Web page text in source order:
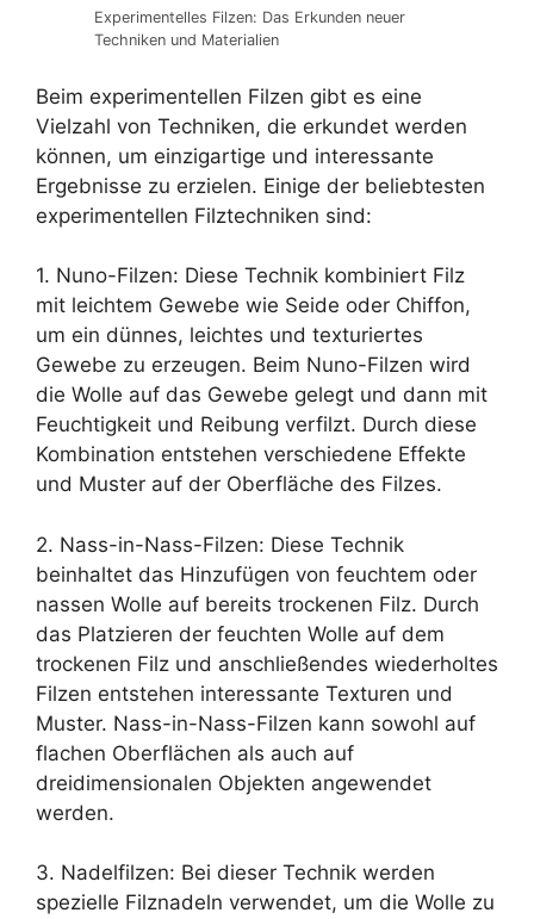
Experimentelles Filzen: Das Erkunden neuer
Techniken und Materialien
Beim experimentellen Filzen gibt es eine
Vielzahl von Techniken, die erkundet werden
können, um einzigartige und interessante
Ergebnisse zu erzielen. Einige der beliebtesten
experimentellen Filztechniken sind:
1. Nuno-Filzen: Diese Technik kombiniert Filz
mit leichtem Gewebe wie Seide oder Chiffon,
um ein dünnes, leichtes und texturiertes
Gewebe zu erzeugen. Beim Nuno-Filzen wird
die Wolle auf das Gewebe gelegt und dann mit
Feuchtigkeit und Reibung verfilzt. Durch diese
Kombination entstehen verschiedene Effekte
und Muster auf der Oberfläche des Filzes.
2. Nass-in-Nass-Filzen: Diese Technik
beinhaltet das Hinzufügen von feuchtem oder
nassen Wolle auf bereits trockenen Filz. Durch
das Platzieren der feuchten Wolle auf dem
trockenen Filz und anschließendes wiederholtes
Filzen entstehen interessante Texturen und
Muster. Nass-in-Nass-Filzen kann sowohl auf
flachen Oberflächen als auch auf
dreidimensionalen Objekten angewendet
werden.
3. Nadelfilzen: Bei dieser Technik werden
spezielle Filznadeln verwendet, um die Wolle zu